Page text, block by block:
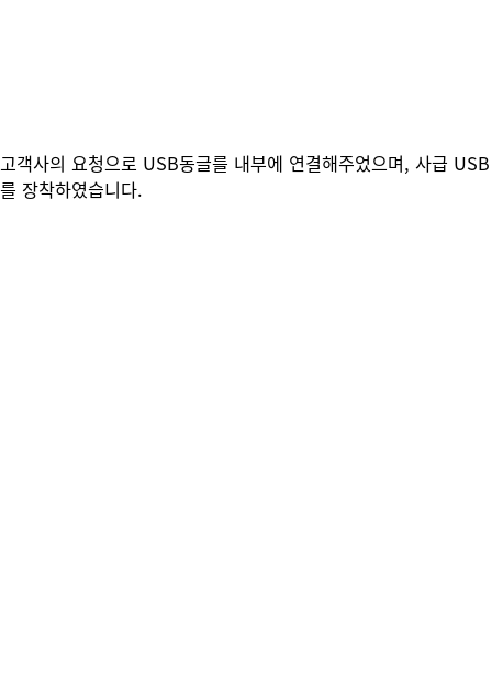
고객사의 요청으로 USB동글를 내부에 연결해주었으며, 사급 USB
를 장착하였습니다.